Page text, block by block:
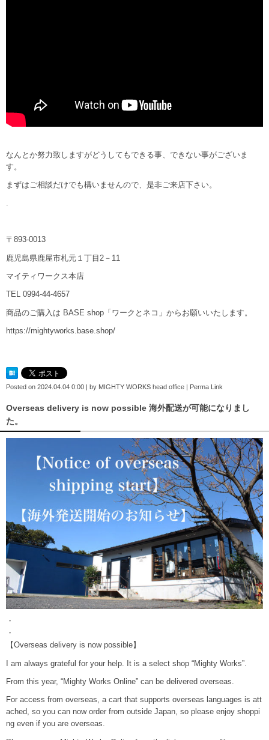
なんとか努力致しますがどうしてもできる事、できない事がございま
す。
まずはご相談だけでも構いませんので、是非ご来店下さい。
.
〒893-0013
鹿児島県鹿屋市札元１丁目2－11
マイティワークス本店
TEL 0994-44-4657
商品のご購入は BASE shop「ワークとネコ」からお願いいたします。
https://mightyworks.base.shop/
Posted on 2024.04.04 0:00 by MIGHTY WORKS head office Perma Link
Overseas delivery is now possible 海外配送が可能になりまし
た。
・
・
【Overseas delivery is now possible】
I am always grateful for your help. It is a select shop “Mighty Works”.
From this year, “Mighty Works Online” can be delivered overseas.
For access from overseas, a cart that supports overseas languages ​​is att
ached, so you can now order from outside Japan, so please enjoy shoppi
ng even if you are overseas.